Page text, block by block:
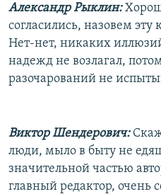
Александр Рыклин:
согласились, назовем
Нет-нет, никаких
надежд не возлагал,
разочарований не
Виктор Шендерович:
люди, мыло в быту не
значительной частью
главный редактор,